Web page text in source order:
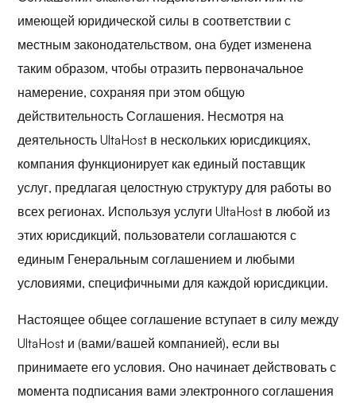
имеющей юридической силы в соответствии с
местным законодательством, она будет изменена
таким образом, чтобы отразить первоначальное
намерение, сохраняя при этом общую
действительность Соглашения. Несмотря на
деятельность UltaHost в нескольких юрисдикциях,
компания функционирует как единый поставщик
услуг, предлагая целостную структуру для работы во
всех регионах. Используя услуги UltaHost в любой из
этих юрисдикций, пользователи соглашаются с
единым Генеральным соглашением и любыми
условиями, специфичными для каждой юрисдикции.
Настоящее общее соглашение вступает в силу между
UltaHost и (вами/вашей компанией), если вы
принимаете его условия. Оно начинает действовать с
момента подписания вами электронного соглашения